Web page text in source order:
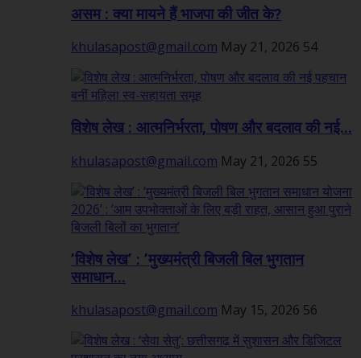
असम : क्या मायने हैं भाजपा की जीत के?
khulasapost@gmail.com May 21, 2026 54
विशेष लेख : आत्मनिर्भरता, पोषण और बदलाव की नई...
khulasapost@gmail.com May 21, 2026 55
’विशेष लेख’ : ’मुख्यमंत्री बिजली बिल भुगतान
समाधान...
khulasapost@gmail.com May 15, 2026 56